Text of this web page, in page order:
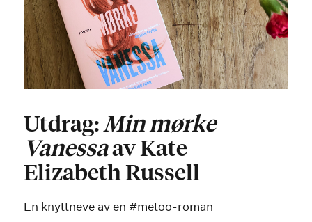
Utdrag:Min mørke
Vanessaav Kate
Elizabeth Russell
En knyttneve av en #metoo-roman